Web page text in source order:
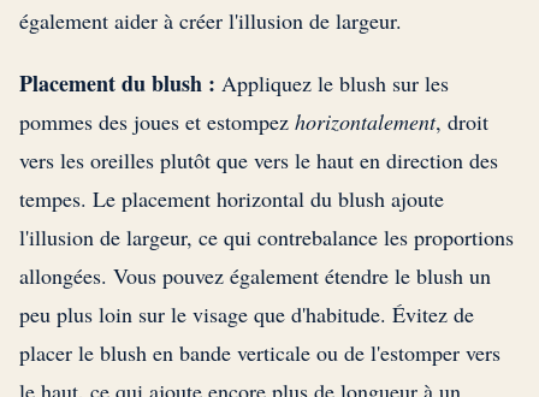
également aider à créer l'illusion de largeur.
Placement du blush : Appliquez le blush sur les
pommes des joues et estompez horizontalement, droit
vers les oreilles plutôt que vers le haut en direction des
tempes. Le placement horizontal du blush ajoute
l'illusion de largeur, ce qui contrebalance les proportions
allongées. Vous pouvez également étendre le blush un
peu plus loin sur le visage que d'habitude. Évitez de
placer le blush en bande verticale ou de l'estomper vers